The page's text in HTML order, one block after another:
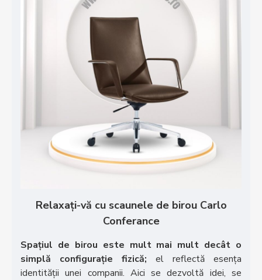
Relaxați-vă cu scaunele de birou Carlo
Conferance
Spațiul de birou este mult mai mult decât o
simplă configurație fizică; el reflectă esența
identității unei companii. Aici se dezvoltă idei, se